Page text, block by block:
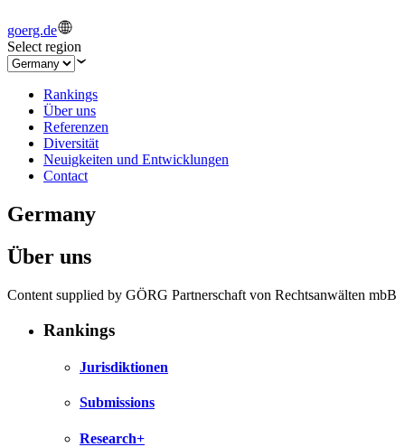
goerg.de
Select region
Rankings
Über uns
Referenzen
Diversität
Neuigkeiten und Entwicklungen
Contact
Germany
Über uns
Content supplied by GÖRG Partnerschaft von Rechtsanwälten mbB
Rankings
Jurisdiktionen
Submissions
Research+